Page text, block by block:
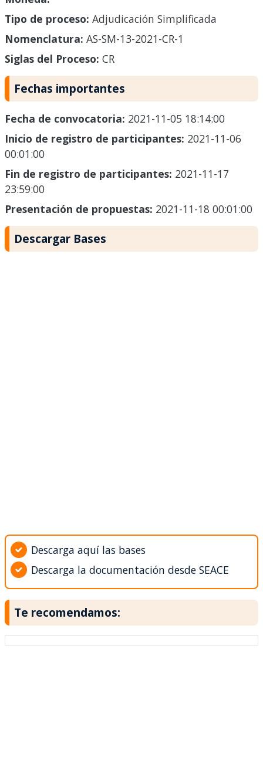
Tipo de proceso: Adjudicación Simplificada
Nomenclatura: AS-SM-13-2021-CR-1
Siglas del Proceso: CR
Fechas importantes
Fecha de convocatoria: 2021-11-05 18:14:00
Inicio de registro de participantes: 2021-11-06
00:01:00
Fin de registro de participantes: 2021-11-17
23:59:00
Presentación de propuestas: 2021-11-18 00:01:00
Descargar Bases
Descarga aquí las bases
Descarga la documentación desde SEACE
Te recomendamos: